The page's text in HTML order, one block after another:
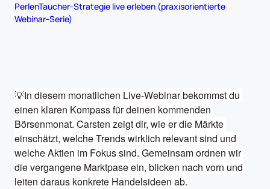
💡In diesem monatlichen Live-Webinar bekommst du
einen klaren Kompass für deinen kommenden
Börsenmonat. Carsten zeigt dir, wie er die Märkte
einschätzt, welche Trends wirklich relevant sind und
welche Aktien im Fokus sind. Gemeinsam ordnen wir
die vergangene Marktpase ein, blicken nach vorn und
leiten daraus konkrete Handelsideen ab.